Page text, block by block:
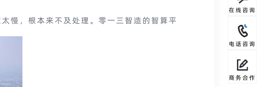
慢，根本来不及处理。零一三智造的智算平
在线咨询
电话咨询
商务合作